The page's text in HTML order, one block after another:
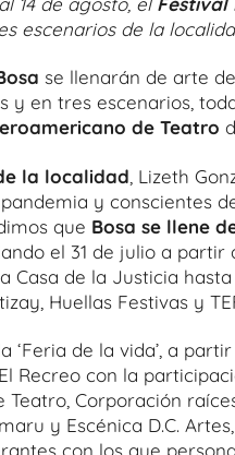
escenarios de la
se llenarán de arte
y en tres escenarios,
de Teatro
la localidad , Lizeth
y conscientes
que Bosa se llene
el 31 de julio a partir
Casa de la Justicia
Huellas Festivas y
‘Feria de la vida’, a
Recreo con la
Teatro, Corporación
y Escénica D.C.
con los que